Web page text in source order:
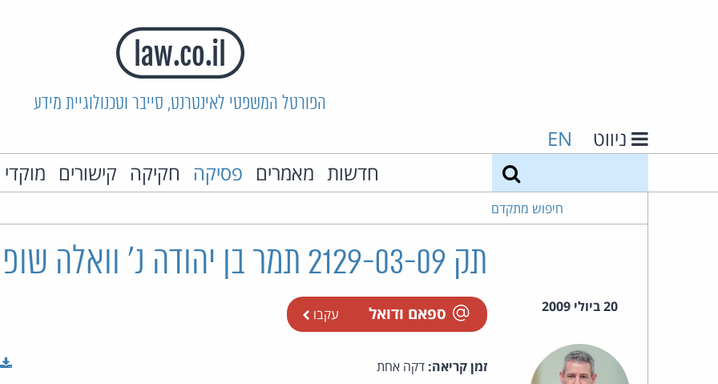
הפורטל המשפטי לאינטרנט, סייבר וטכנולוגיית מידע
ניווט EN
חדשות מאמרים פסיקה חקיקה קישורים
חיפוש מתקדם
תק 2129-03-09 תמר בן יהודה נ' וואלה שופמיינד בע"מ
20 ביולי 2009 ספאם ודואל עקבו
זמן קריאה: דקה אחת